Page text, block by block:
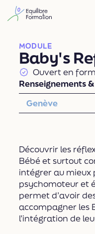
MODULE
Baby's
Ouvert en
Renseignements
Genève
Découvrir les
Bébé et surtout
intégrer au mieux
psychomoteur et
permet d’avoir
accompagner les
l’intégration de